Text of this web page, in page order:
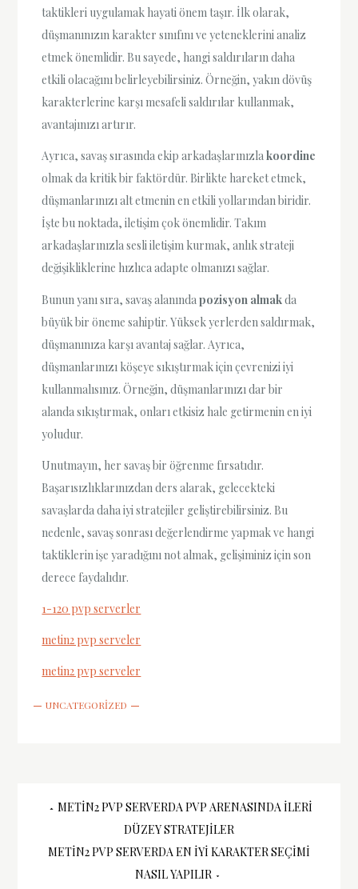
taktikleri uygulamak hayati önem taşır. İlk olarak,
düşmanınızın karakter sınıfını ve yeteneklerini analiz
etmek önemlidir. Bu sayede, hangi saldırıların daha
etkili olacağını belirleyebilirsiniz. Örneğin, yakın dövüş
karakterlerine karşı mesafeli saldırılar kullanmak,
avantajınızı artırır.
Ayrıca, savaş sırasında ekip arkadaşlarınızlakoordine
olmak da kritik bir faktördür. Birlikte hareket etmek,
düşmanlarınızı alt etmenin en etkili yollarından biridir.
İşte bu noktada, iletişim çok önemlidir. Takım
arkadaşlarınızla sesli iletişim kurmak, anlık strateji
değişikliklerine hızlıca adapte olmanızı sağlar.
Bunun yanı sıra, savaş alanındapozisyon almakda
büyük bir öneme sahiptir. Yüksek yerlerden saldırmak,
düşmanınıza karşı avantaj sağlar. Ayrıca,
düşmanlarınızı köşeye sıkıştırmak için çevrenizi iyi
kullanmalısınız. Örneğin, düşmanlarınızı dar bir
alanda sıkıştırmak, onları etkisiz hale getirmenin en iyi
yoludur.
Unutmayın, her savaş bir öğrenme fırsatıdır.
Başarısızlıklarınızdan ders alarak, gelecekteki
savaşlarda daha iyi stratejiler geliştirebilirsiniz. Bu
nedenle, savaş sonrası değerlendirme yapmak ve hangi
taktiklerin işe yaradığını not almak, gelişiminiz için son
derece faydalıdır.
1-120 pvp serverler
metin2 pvp serveler
metin2 pvp serveler
UNCATEGORIZED
Yazı
gezinmesi
METIN2 PVP SERVERDA PVP ARENASINDA İLERI
DÜZEY STRATEJILER
METIN2 PVP SERVERDA EN İYI KARAKTER SEÇIMI
NASIL YAPILIR